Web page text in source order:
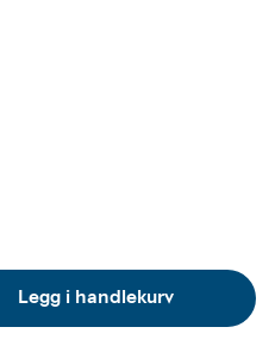
Legg i handlekurv